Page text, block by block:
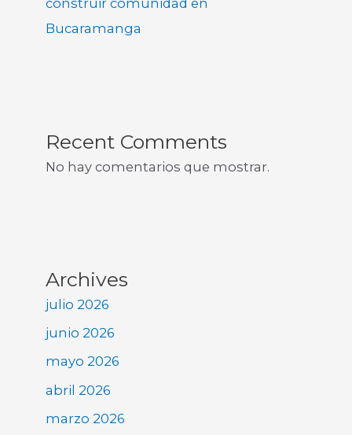
construir comunidad en
Bucaramanga
Recent Comments
No hay comentarios que mostrar.
Archives
julio 2026
junio 2026
mayo 2026
abril 2026
marzo 2026